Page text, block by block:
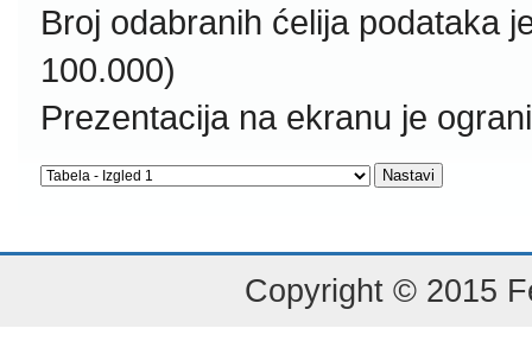
Broj odabranih ćelija podataka
100.000)
Prezentacija na ekranu je
Copyright © 2015